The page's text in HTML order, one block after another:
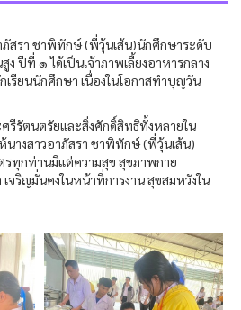
สรา ชาพิทักษ์ (พี่วุ้นเส้น)นักศึกษาระดับ
ปีที่ ๑ ได้เป็นเจ้าภาพเลี้ยงอาหารกลาง
เรียนนักศึกษา เนื่องในโอกาสทำบุญวัน
รีรัตนตรัยและสิ่งศักดิ์สิทธิทั้งหลายใน
นางสาวอาภัสรา ชาพิทักษ์ (พี่วุ้นเส้น)
ทุกท่านมีแต่ความสุข สุขภาพกาย
จริญมั่นคงในหน้าที่การงาน สุขสมหวังใน